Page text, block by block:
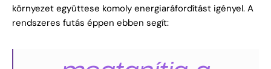
környezet együttese komoly energiaráfordítást igényel. A
rendszeres futás éppen ebben segít: